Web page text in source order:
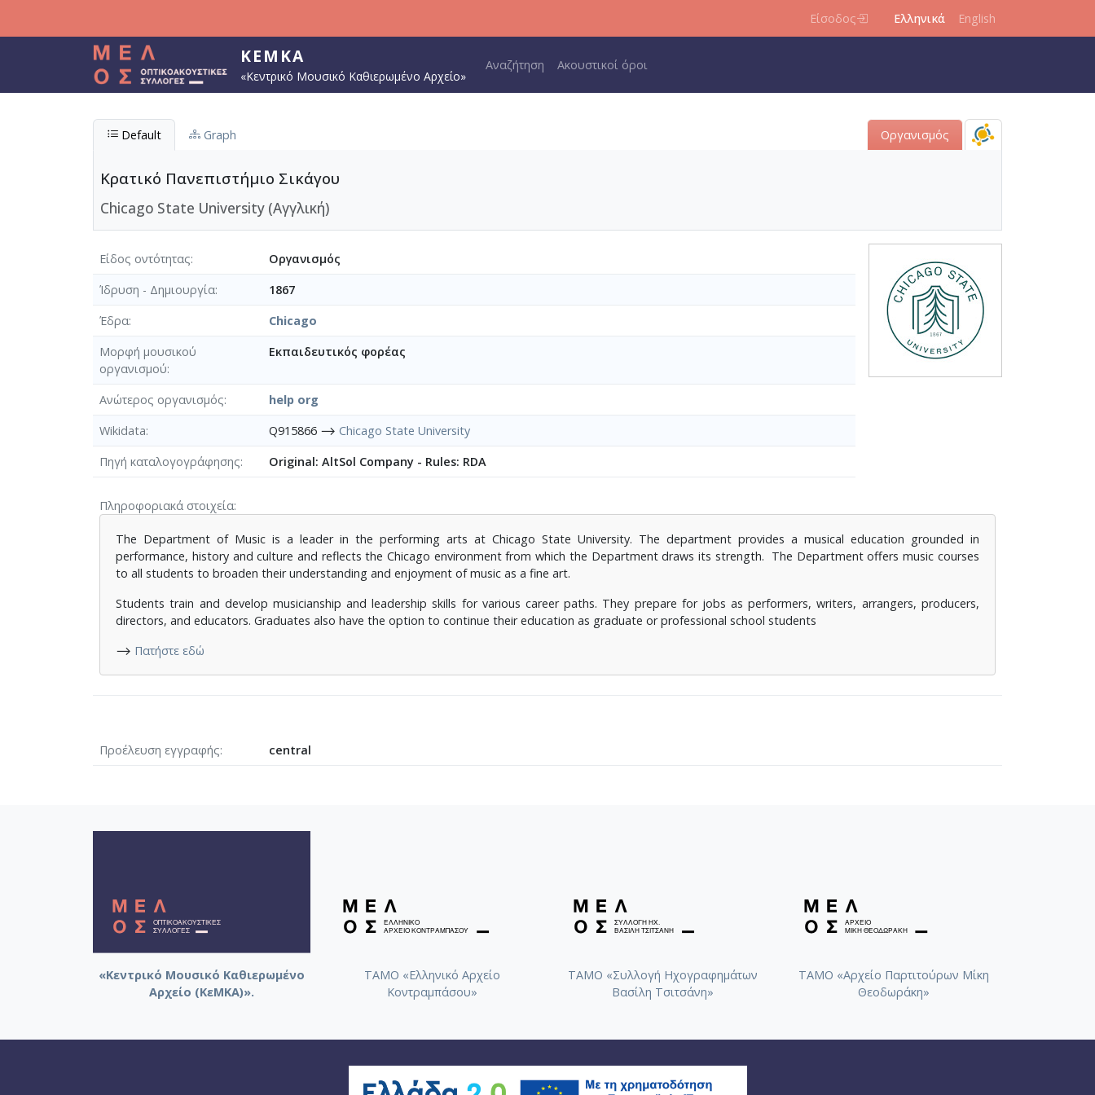
Είσοδος Ελληνικά English
ΚΕΜΚΑ
«Κεντρικό Μουσικό Καθιερωμένο Αρχείο»
Main navigation
Αναζήτηση Ακουστικοί όροι
Default Graph Οργανισμός
Κρατικό Πανεπιστήμιο Σικάγου
Chicago State University (Αγγλική)
Είδος οντότητας
Οργανισμός
Ίδρυση - Δημιουργία
1867
Έδρα
Chicago
Μορφή μουσικού
οργανισμού
Εκπαιδευτικός φορέας
Ανώτερος οργανισμός
help org
Wikidata
Q915866 ⟶ Chicago State University
Πηγή καταλογογράφησης
Original: AltSol Company - Rules: RDA
Πληροφοριακά στοιχεία
The Department of Music is a leader in the performing arts at Chicago State University. The department provides a musical education grounded in
performance, history and culture and reflects the Chicago environment from which the Department draws its strength. The Department offers music courses
to all students to broaden their understanding and enjoyment of music as a fine art.
Students train and develop musicianship and leadership skills for various career paths. They prepare for jobs as performers, writers, arrangers, producers,
directors, and educators. Graduates also have the option to continue their education as graduate or professional school students
⟶ Πατήστε εδώ
Προέλευση εγγραφής central
«Κεντρικό Μουσικό Καθιερωμένο
Αρχείο (ΚεΜΚΑ)».
ΤΑΜΟ «Ελληνικό Αρχείο
Κοντραμπάσου»
ΤΑΜΟ «Συλλογή Ηχογραφημάτων
Βασίλη Τσιτσάνη»
ΤΑΜΟ «Αρχείο Παρτιτούρων Μίκη
Θεοδωράκη»